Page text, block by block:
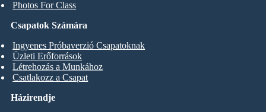
Photos For Class
Csapatok Számára
Ingyenes Próbaverzió Csapatoknak
Üzleti Erőforrások
Létrehozás a Munkához
Csatlakozz a Csapat
Házirendje